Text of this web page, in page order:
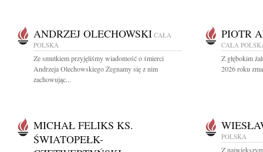
ANDRZEJ OLECHOWSKI CAŁA
POLSKA
Ze smutkiem przyjęliśmy wiadomość o śmierci
Andrzeja Olechowskiego Żegnamy się z nim
zachowując...
PIOTR
CAŁA
Z głębokim
2026 roku
MICHAŁ FELIKS KS.
ŚWIATOPEŁK-
POLSKA
Z